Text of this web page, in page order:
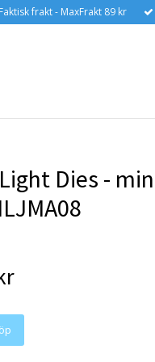
frakt - MaxFrakt 89 kr
Dies -